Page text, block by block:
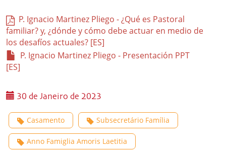
P. Ignacio Martinez Pliego - ¿Qué es Pastoral
familiar? y, ¿dónde y cómo debe actuar en medio de
los desafíos actuales? [ES]
P. Ignacio Martinez Pliego - Presentación PPT
[ES]
30 de Janeiro de 2023
Casamento Subsecretário Família
Anno Famiglia Amoris Laetitia